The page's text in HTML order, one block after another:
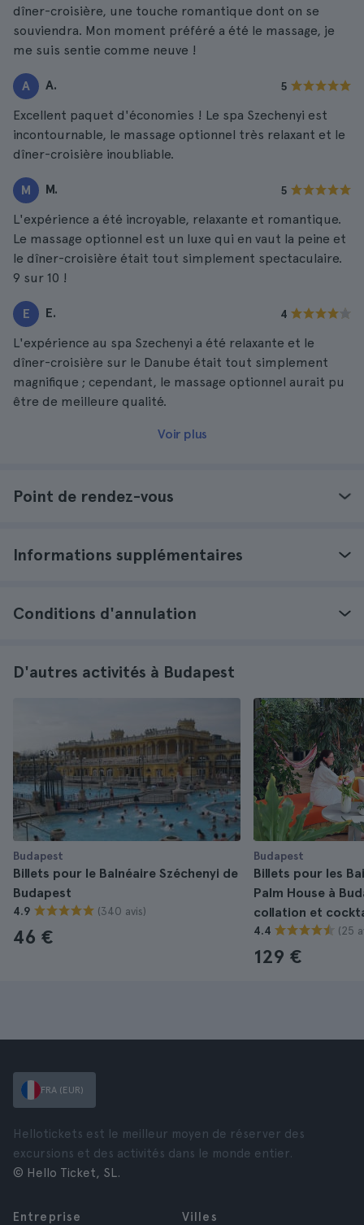
dîner-croisière, une touche romantique dont on se
souviendra. Mon moment préféré a été le massage, je
me suis sentie comme neuve !
A A. 5
Excellent paquet d'économies ! Le spa Szechenyi est
incontournable, le massage optionnel très relaxant et le
dîner-croisière inoubliable.
M M. 5
L'expérience a été incroyable, relaxante et romantique.
Le massage optionnel est un luxe qui en vaut la peine et
le dîner-croisière était tout simplement spectaculaire.
9 sur 10 !
E E. 4
L'expérience au spa Szechenyi a été relaxante et le
dîner-croisière sur le Danube était tout simplement
magnifique ; cependant, le massage optionnel aurait pu
être de meilleure qualité.
Voir plus
Point de rendez-vous
Informations supplémentaires
Conditions d'annulation
D'autres activités à Budapest
Budapest
Billets pour le Balnéaire Széchenyi de
Budapest
4.9 (340 avis)
46 €
Budapest
Billets pour les
Palm House à
collation et
4.4 (25
129 €
FRA (EUR)
Hellotickets est le meilleur moyen de réserver des
excursions et des activités dans le monde entier.
© Hello Ticket, SL.
Entreprise Villes